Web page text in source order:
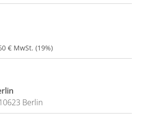
€ MwSt. (19%)
Berlin